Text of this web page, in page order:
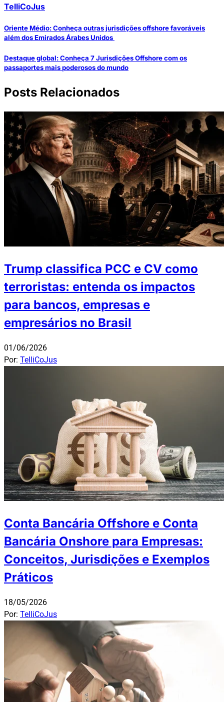
TelliCoJus
Oriente Médio: Conheça outras jurisdições offshore favoráveis
além dos Emirados Árabes Unidos
Destaque global: Conheça 7 Jurisdições Offshore com os
passaportes mais poderosos do mundo
Posts Relacionados
Trump classifica PCC e CV como
terroristas: entenda os impactos
para bancos, empresas e
empresários no Brasil
01/06/2026
Por: TelliCoJus
Conta Bancária Offshore e Conta
Bancária Onshore para Empresas:
Conceitos, Jurisdições e Exemplos
Práticos
18/05/2026
Por: TelliCoJus